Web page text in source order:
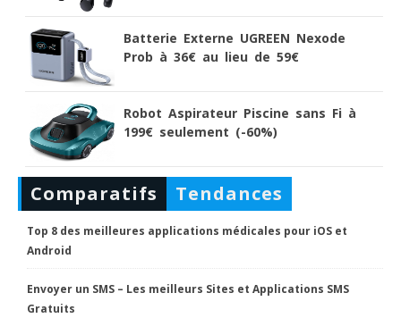
Batterie Externe UGREEN Nexode
Prob à 36€ au lieu de 59€
Robot Aspirateur Piscine sans Fi à
199€ seulement (-60%)
Comparatifs Tendances
Top 8 des meilleures applications médicales pour iOS et
Android
Envoyer un SMS – Les meilleurs Sites et Applications SMS
Gratuits